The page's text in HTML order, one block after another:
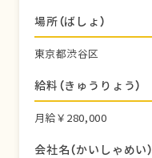
場所（ばしょ）
東京都渋谷区
給料（きゅうりょう）
月給￥280,000
会社名（かいしゃめい）